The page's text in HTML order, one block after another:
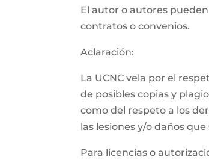
El autor o autores
contratos o convenios.
Aclaración:
La UCNC vela por el
de posibles copias y
como del respeto a los
las lesiones y/o daños
Para licencias o